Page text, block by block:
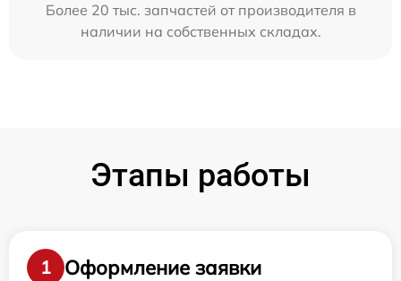
Более 20 тыс. запчастей от производителя в
наличии на собственных складах.
Этапы работы
1
Оформление заявки